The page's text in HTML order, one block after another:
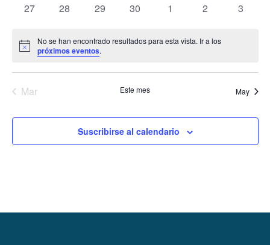
0
27
0
28
0
29
0
30
0
1
0
2
0
3
Aviso
No se han encontrado resultados para esta vista. Ir a los
próximos eventos.
Mar Este mes May
Suscribirse al calendario